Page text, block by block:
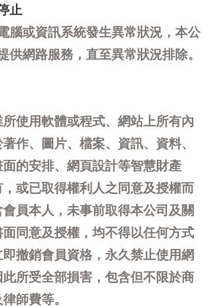
止
腦或資訊系統發生異常狀況，本公
供網路服務，直至異常狀況排除。
使用軟體或程式、網站上所有內
作、圖片、檔案、資訊、資料、
的安排、網頁設計等智慧財產
或已取得權利人之同意及授權而
員本人，未事前取得本公司及關
同意及授權，均不得以任何方式
撤銷會員資格，永久禁止使用網
所受全部損害，包含但不限於商
師費等。